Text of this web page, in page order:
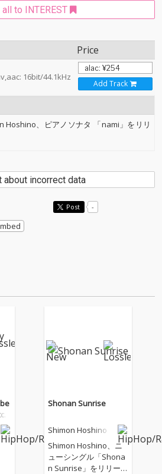
to INTEREST
Price
16bit/44.1kHz
Add Track
Hoshino、ピアノソナタ 「nami」をリリ
about incorrect data
Post -
Shonan Sunrise
Shimon Hoshino
Shimon Hoshino、ニ
ューシングル「Shona
n Sunrise」をリリー